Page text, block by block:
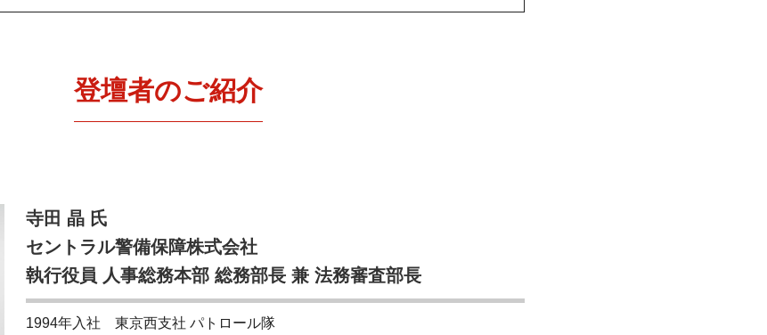
登壇者のご紹介
寺田 晶 氏
セントラル警備保障株式会社
執行役員 人事総務本部 総務部長 兼 法務審査部長
1994年入社 東京西支社 パトロール隊